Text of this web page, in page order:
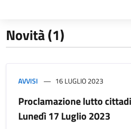
Novità (1)
AVVISI 16 LUGLIO 2023
Proclamazione lutto
Lunedì 17 Luglio 2023